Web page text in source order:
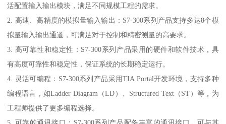
活配置输入输出模块，满足不同规模工程的需求。
2. 高速、高精度的模拟量输入输出：S7-300系列产品支持多达8个模
拟量输入输出通道，可满足对于控制和精密测量的高要求。
3. 高可靠性和稳定性：S7-300系列产品采用的硬件和软件技术，具
有高度可靠性和稳定性，保证系统的长期稳定运行。
4. 灵活可编程：S7-300系列产品采用TIA Portal开发环境，支持多种
编程语言，如Ladder Diagram（LD）、Structured Text（ST）等，为
工程师提供了更多编程选择。